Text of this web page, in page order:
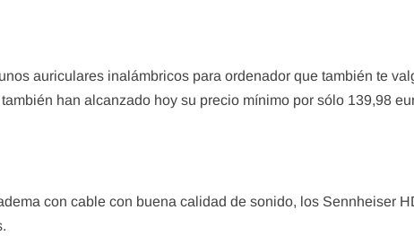
auriculares inalámbricos para ordenador que también te
han alcanzado hoy su precio mínimo por sólo 139,98
con cable con buena calidad de sonido, los Sennheiser